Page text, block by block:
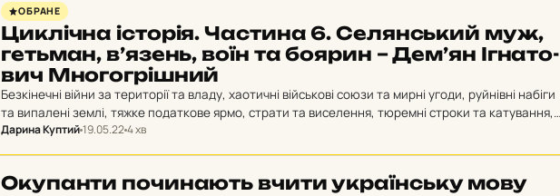
ОБРАНЕ
Цик­ліч­на іс­то­рія. Час­ти­на 6. Се­лян­ський муж,
геть­ман, в’язень, воїн та боярин – Дем’ян Іг­на­то­
вич Мно­гог­ріш­ний
Безкінечні війни за території та владу, хаотичні військові союзи та мирні угоди, руйнівні набіги
та випалені землі, тяжке податкове ярмо, страти та виселення, тюремні строки та катування,
практика доносів та підсиджувань…
Дарина Куптий19.05.224 хв
Оку­пан­ти по­чи­на­ють вчити ук­ра­їн­ську мову